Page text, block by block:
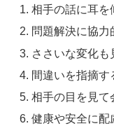
相手の話に耳を
問題解決に協力
ささいな変化も
間違いを指摘す
相手の目を見て
健康や安全に配